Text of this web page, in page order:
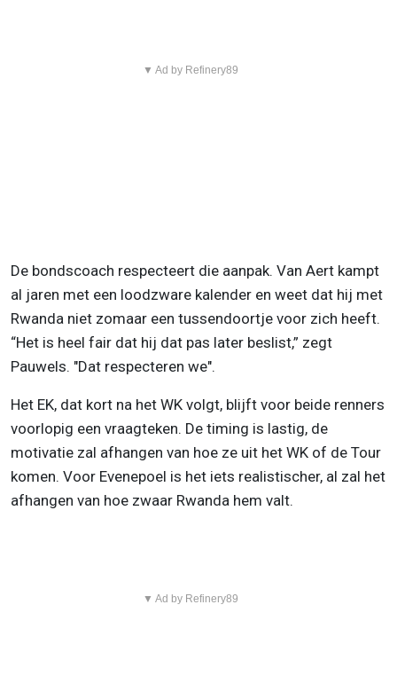
▼ Ad by Refinery89
De bondscoach respecteert die aanpak. Van Aert kampt
al jaren met een loodzware kalender en weet dat hij met
Rwanda niet zomaar een tussendoortje voor zich heeft.
“Het is heel fair dat hij dat pas later beslist,” zegt
Pauwels. "Dat respecteren we".
Het EK, dat kort na het WK volgt, blijft voor beide renners
voorlopig een vraagteken. De timing is lastig, de
motivatie zal afhangen van hoe ze uit het WK of de Tour
komen. Voor Evenepoel is het iets realistischer, al zal het
afhangen van hoe zwaar Rwanda hem valt.
▼ Ad by Refinery89